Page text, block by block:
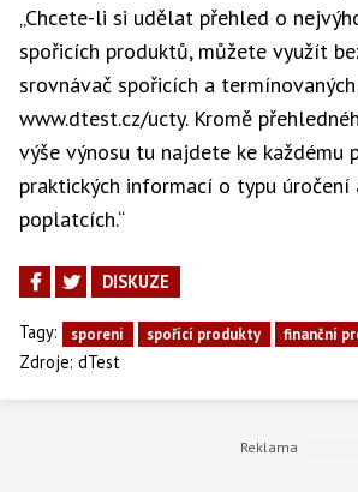
„Chcete-li si udělat přehled o
spořicích produktů, můžete využít
srovnávač spořicích a
www.dtest.cz/ucty. Kromě
výše výnosu tu najdete ke každému
praktických informací o typu úročení
poplatcích.“
DISKUZE
Tagy: sporeni spořící produkty finanční
Zdroje: dTest